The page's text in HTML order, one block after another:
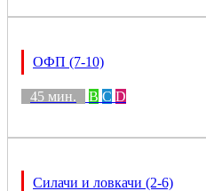
ОФП (7-10)
45 мин. B C D
Силачи и ловкачи (2-6)